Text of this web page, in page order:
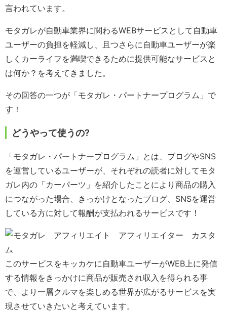
言われています。
モタガレが自動車業界に関わるWEBサービスとして自動車
ユーザーの負担を軽減し、且つさらに自動車ユーザーが楽
しくカーライフを満喫できるために提供可能なサービスと
は何か？を考えてきました。
その回答の一つが「モタガレ・パートナープログラム」で
す！
どうやって使うの?
「モタガレ・パートナープログラム」とは、ブログやSNS
を運営しているユーザーが、それぞれの読者に対してモタ
ガレ内の「カーパーツ」を紹介したことにより商品の購入
につながった場合、きっかけとなったブログ、SNSを運営
している方に対して報酬が支払われるサービスです！
このサービスをキッカケに自動車ユーザーがWEB上に発信
する情報をきっかけに商品が販売され収入を得られる事
で、より一層クルマを楽しめる世界が広がるサービスを実
現させていきたいと考えています。